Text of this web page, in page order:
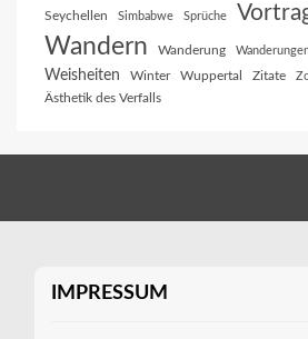
Seychellen Simbabwe Sprüche
Wandern Wanderung
Weisheiten Winter Wuppertal Zitate
Ästhetik des Verfalls
IMPRESSUM